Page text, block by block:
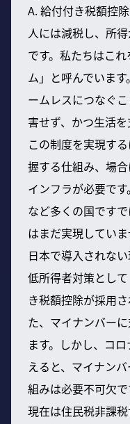
A. 給付付き税額控
人には減税し、所
です。私たちはこ
ム」と呼んでいま
ームレスにつなぐ
害せず、かつ生活を
この制度を実現す
握する仕組み、場
インフラが必要で
など多くの国です
はまだ実現していま
日本で導入されな
低所得者対策とし
き税額控除が採用
た、マイナンバー
ます。しかし、コ
えると、マイナン
組みは必要不可欠で
現在は住民税非課